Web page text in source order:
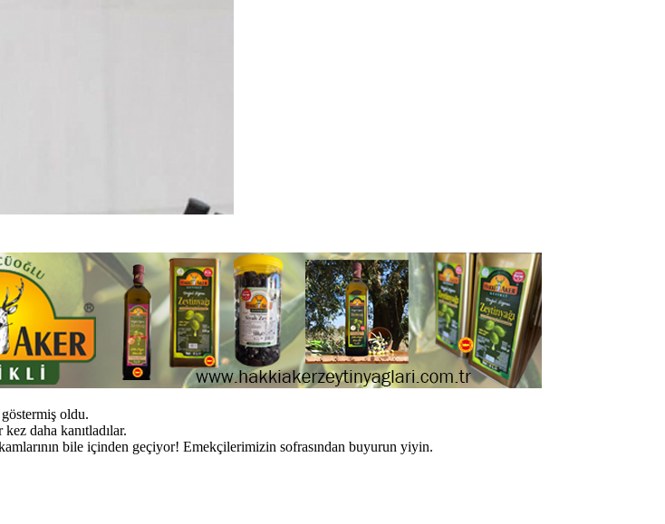
oldu.
daha kanıtladılar.
bile içinden geçiyor! Emekçilerimizin sofrasından buyurun yiyin.